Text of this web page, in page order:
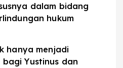
dalam bidang
hukum
hanya menjadi
Yustinus dan